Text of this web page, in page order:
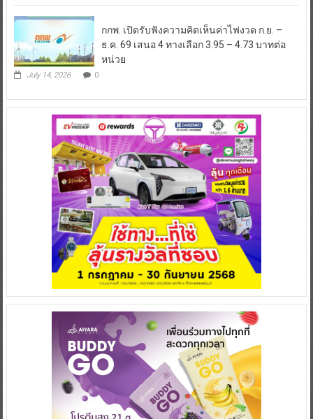
กกพ. เปิดรับฟังความคิดเห็นค่าไฟงวด ก.ย. –
ธ.ค. 69 เสนอ 4 ทางเลือก 3.95 – 4.73 บาทต่อ
หน่วย
July 14, 2026 0